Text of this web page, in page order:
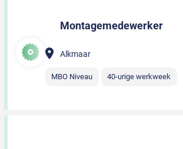
Montagemedewerker
Alkmaar
MBO Niveau 40-urige werkweek